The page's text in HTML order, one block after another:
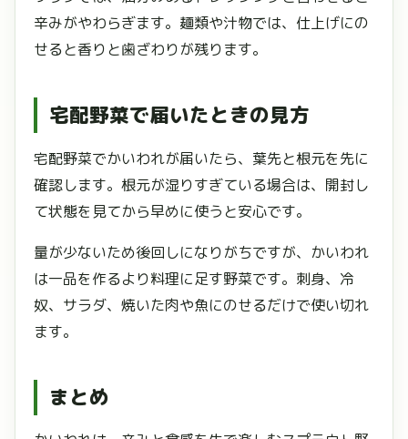
辛みがやわらぎます。麺類や汁物では、仕上げにの
せると香りと歯ざわりが残ります。
宅配野菜で届いたときの見方
宅配野菜でかいわれが届いたら、葉先と根元を先に
確認します。根元が湿りすぎている場合は、開封し
て状態を見てから早めに使うと安心です。
量が少ないため後回しになりがちですが、かいわれ
は一品を作るより料理に足す野菜です。刺身、冷
奴、サラダ、焼いた肉や魚にのせるだけで使い切れ
ます。
まとめ